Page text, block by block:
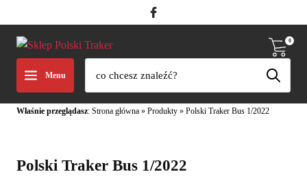
Menu
0
Właśnie przeglądasz: Strona główna » Produkty » Polski Traker Bus 1/2022
Polski Traker Bus 1/2022